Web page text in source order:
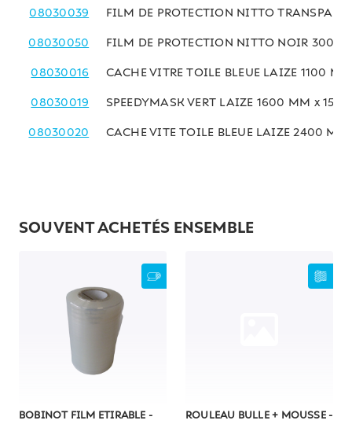
08030039 FILM DE PROTECTION NITTO
08030050 FILM DE PROTECTION NITTO NOIR 300
08030016 CACHE VITRE TOILE BLEUE LAIZE 1100
08030019 SPEEDYMASK VERT LAIZE 1600 MM x 15 M
08030020 CACHE VITE TOILE BLEUE LAIZE 2400 MM
SOUVENT ACHETÉS ENSEMBLE
BOBINOT FILM ETIRABLE -
ROULEAU BULLE + MOUSSE -